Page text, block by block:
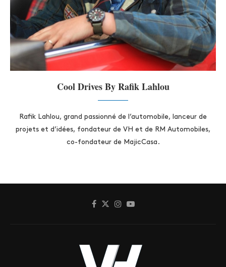
Cool Drives By Rafik Lahlou
Rafik Lahlou, grand passionné de l’automobile, lanceur de
projets et d’idées, fondateur de VH et de RM Automobiles,
co-fondateur de MajicCasa.